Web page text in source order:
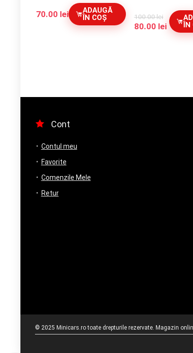
70.00 lei
ADAUGĂ
ÎN COȘ
100.00lei
Prețul
80.00 leiPrețul
curent
ÎN
Cont
Contul meu
Favorite
Comenzile Mele
Retur
© 2025 Minicars.ro toate drepturile rezervate. Magazin